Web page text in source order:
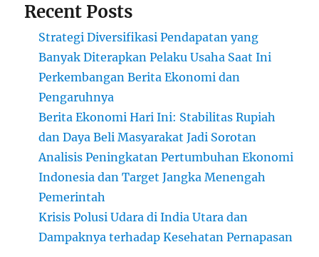
Recent Posts
Strategi Diversifikasi Pendapatan yang
Banyak Diterapkan Pelaku Usaha Saat Ini
Perkembangan Berita Ekonomi dan
Pengaruhnya
Berita Ekonomi Hari Ini: Stabilitas Rupiah
dan Daya Beli Masyarakat Jadi Sorotan
Analisis Peningkatan Pertumbuhan Ekonomi
Indonesia dan Target Jangka Menengah
Pemerintah
Krisis Polusi Udara di India Utara dan
Dampaknya terhadap Kesehatan Pernapasan